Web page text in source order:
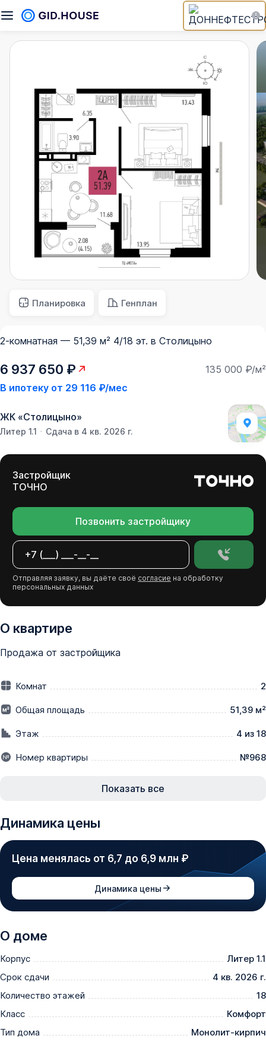
Планировка Генплан
2-комнатная — 51,39 м² 4/18 эт. в Столицыно
6 937 650 ₽
135 000 ₽/м²
В ипотеку от 29 116 ₽/мес
ЖК «Столицыно»
Литер 1.1 Сдача в 4 кв. 2026 г.
Застройщик
ТОЧНО
Позвонить застройщику
Отправляя заявку, вы даёте своё согласие на обработку
персональных данных
О квартире
Продажа от застройщика
Комнат 2
Общая площадь 51,39 м²
Этаж 4 из 18
Номер квартиры №968
Показать все
Динамика цены
Цена менялась от 6,7 до 6,9 млн ₽
Динамика цены
О доме
Корпус
Литер 1.1
Срок сдачи
4 кв. 2026 г.
Количество этажей
18
Класс
Комфорт
Тип дома
Монолит-кирпич